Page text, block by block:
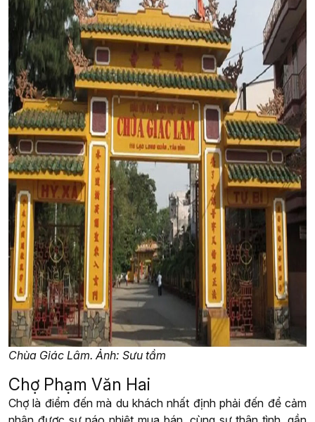
Chùa Giác Lâm. Ảnh: Sưu tầm
Chợ Phạm Văn Hai
Chợ là điểm đến mà du khách nhất định phải đến để cảm